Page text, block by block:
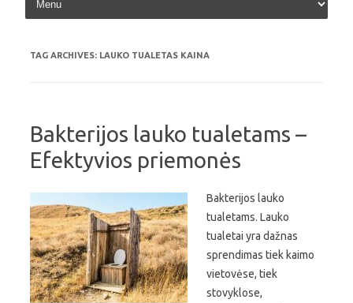
TAG ARCHIVES: LAUKO TUALETAS KAINA
Bakterijos lauko tualetams –
Efektyvios priemonės
Bakterijos lauko
tualetams. Lauko
tualetai yra dažnas
sprendimas tiek kaimo
vietovėse, tiek
stovyklose,